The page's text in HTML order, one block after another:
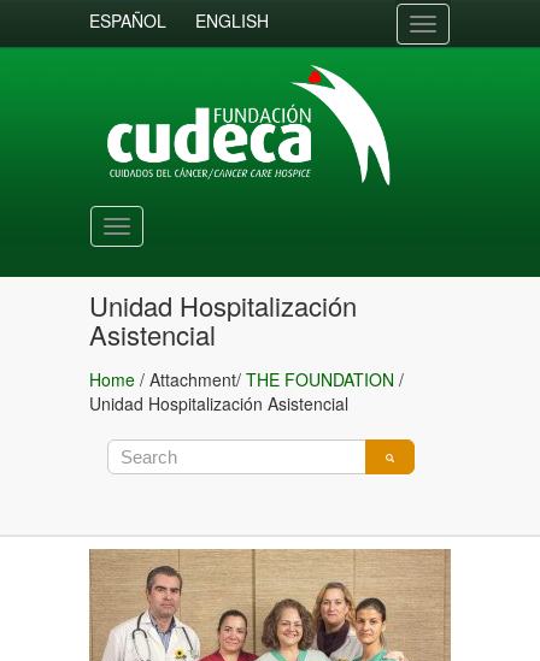
ESPAÑOL ENGLISH
Toggle
navigation
Toggle
navigation
Unidad Hospitalización
Asistencial
Home / Attachment/ THE FOUNDATION /
Unidad Hospitalización Asistencial